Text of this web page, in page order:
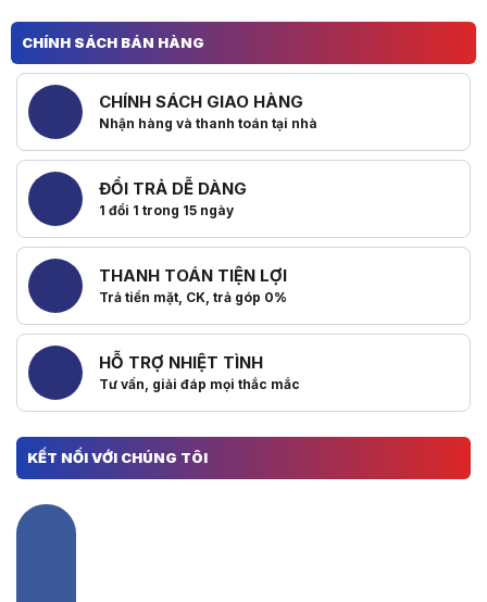
CHÍNH SÁCH BÁN HÀNG
CHÍNH SÁCH GIAO HÀNG
Nhận hàng và thanh toán tại nhà
ĐỔI TRẢ DỄ DÀNG
1 đổi 1 trong 15 ngày
THANH TOÁN TIỆN LỢI
Trả tiền mặt, CK, trả góp 0%
HỖ TRỢ NHIỆT TÌNH
Tư vấn, giải đáp mọi thắc mắc
KẾT NỐI VỚI CHÚNG TÔI